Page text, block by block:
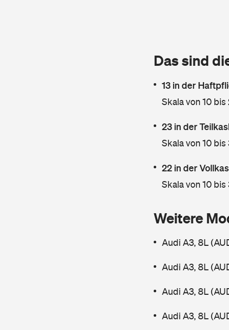
Das sind
13 in der
Skala von 10 bis
23 in der
Skala von 10 bis
22 in der
Skala von 10 bis
Weitere
Audi A3, 8L
Audi A3, 8L
Audi A3, 8L
Audi A3, 8L